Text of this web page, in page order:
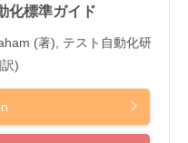
化標準ガイド
(著), テスト自動化研
)